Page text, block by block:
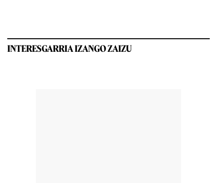
INTERESGARRIA IZANGO ZAIZU